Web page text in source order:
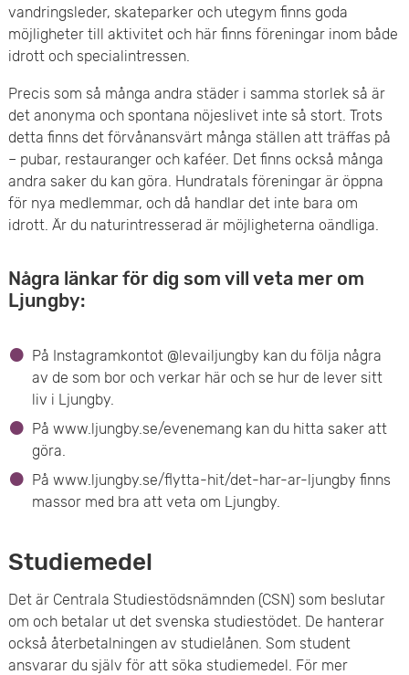
vandringsleder, skateparker och utegym finns goda
möjligheter till aktivitet och här finns föreningar inom både
idrott och specialintressen.
Precis som så många andra städer i samma storlek så är
det anonyma och spontana nöjeslivet inte så stort. Trots
detta finns det förvånansvärt många ställen att träffas på
– pubar, restauranger och kaféer. Det finns också många
andra saker du kan göra. Hundratals föreningar är öppna
för nya medlemmar, och då handlar det inte bara om
idrott. Är du naturintresserad är möjligheterna oändliga.
Några länkar för dig som vill veta mer om
Ljungby:
På Instagramkontot @levailjungby kan du följa några
av de som bor och verkar här och se hur de lever sitt
liv i Ljungby.
På www.ljungby.se/evenemang kan du hitta saker att
göra.
På www.ljungby.se/flytta-hit/det-har-ar-ljungby finns
massor med bra att veta om Ljungby.
Studiemedel
Det är Centrala Studiestödsnämnden (CSN) som beslutar
om och betalar ut det svenska studiestödet. De hanterar
också återbetalningen av studielånen. Som student
ansvarar du själv för att söka studiemedel. För mer